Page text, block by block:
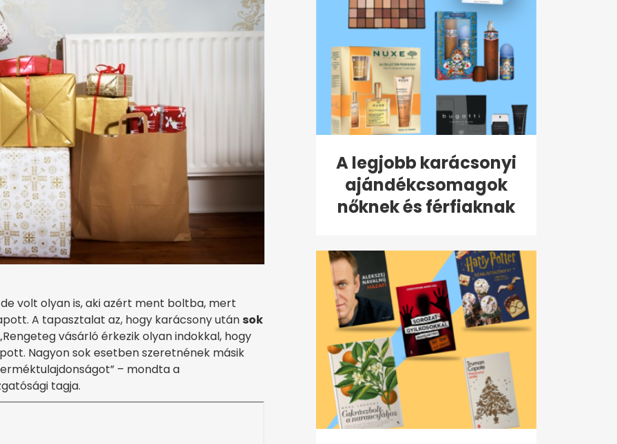
volt olyan is, aki azért ment boltba, mert
A tapasztalat az, hogy karácsony után sok
vásárló érkezik olyan indokkal, hogy
Nagyon sok esetben szeretnének másik
– mondta a
tagja.
A legjobb karácsonyi
ajándékcsomagok
nőknek és férfiaknak